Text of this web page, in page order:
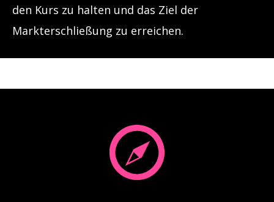
den Kurs zu halten und das Ziel der
Markterschließung zu erreichen.